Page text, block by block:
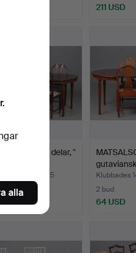
211 USD
9 delar, "
20 aug 2025
Klubbades
2 bud
64 USD
alla